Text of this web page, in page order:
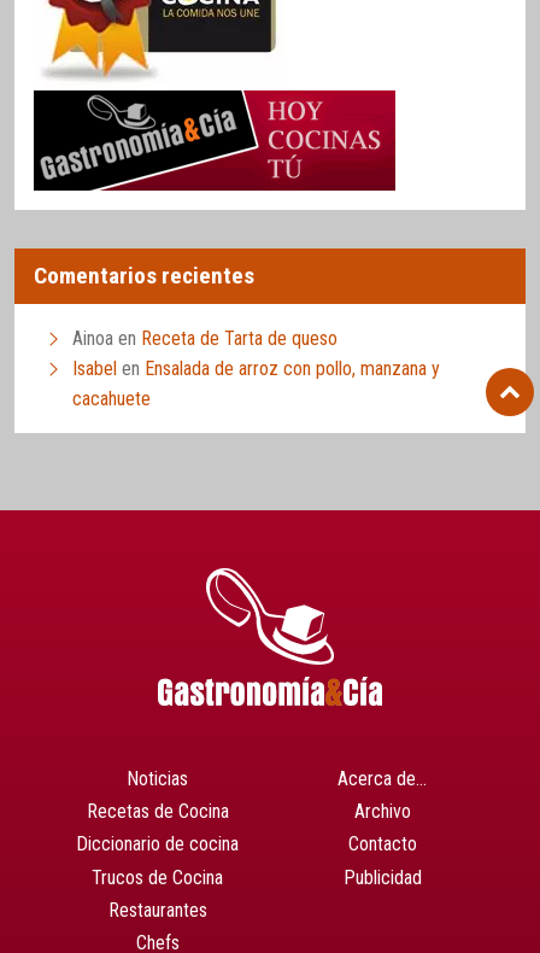
Comentarios recientes
Ainoa en Receta de Tarta de queso
Isabel en Ensalada de arroz con pollo, manzana y
cacahuete
Noticias
Recetas de Cocina
Diccionario de cocina
Trucos de Cocina
Restaurantes
Chefs
Acerca de…
Archivo
Contacto
Publicidad